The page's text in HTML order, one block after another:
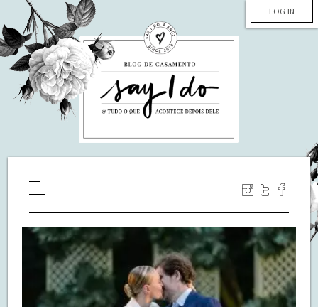
LOG IN
WILL YOU MARRY ME?
LUA DE MEL
COZINHA
DECORAÇÃO